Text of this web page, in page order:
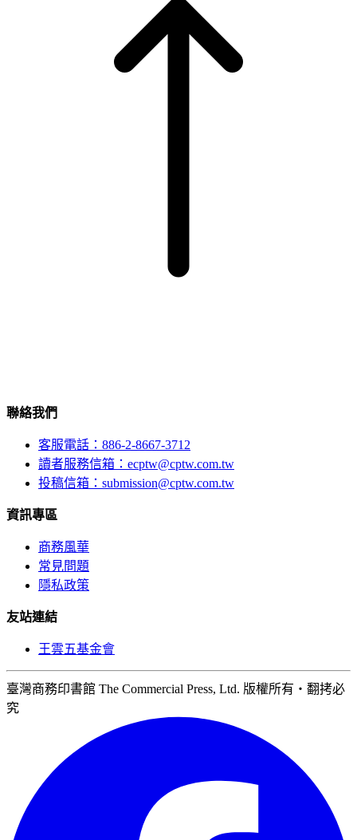
聯絡我們
客服電話：886-2-8667-3712
讀者服務信箱：ecptw@cptw.com.tw
投稿信箱： submission@cptw.com.tw
資訊專區
商務風華
常見問題
隱私政策
友站連結
王雲五基金會
臺灣商務印書館 The Commercial Press, Ltd. 版權所有‧翻拷必
究